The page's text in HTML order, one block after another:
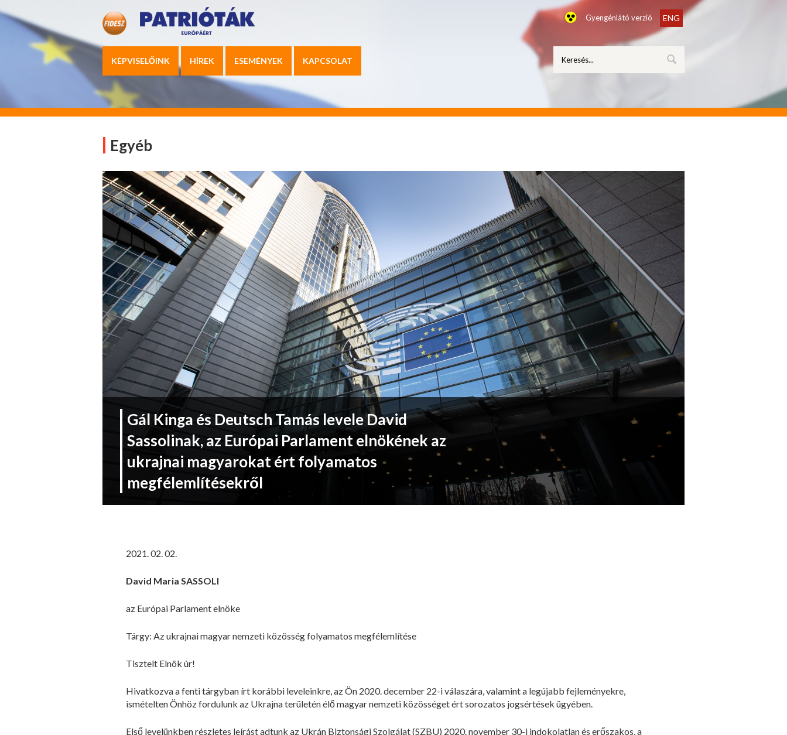
Gyengénlátó verzió ENG
KÉPVISELŐINK HÍREK ESEMÉNYEK KAPCSOLAT
Egyéb
Gál Kinga és Deutsch Tamás levele David
Sassolinak, az Európai Parlament elnökének az
ukrajnai magyarokat ért folyamatos
megfélemlítésekről
2021. 02. 02.
David Maria SASSOLI
az Európai Parlament elnöke
Tárgy: Az ukrajnai magyar nemzeti közösség folyamatos megfélemlítése
Tisztelt Elnök úr!
Hivatkozva a fenti tárgyban írt korábbi leveleinkre, az Ön 2020. december 22-i válaszára, valamint a legújabb fejleményekre,
ismételten Önhöz fordulunk az Ukrajna területén élő magyar nemzeti közösséget ért sorozatos jogsértések ügyében.
Első levelünkben részletes leírást adtunk az Ukrán Biztonsági Szolgálat (SZBU) 2020. november 30-i indokolatlan és erőszakos, a